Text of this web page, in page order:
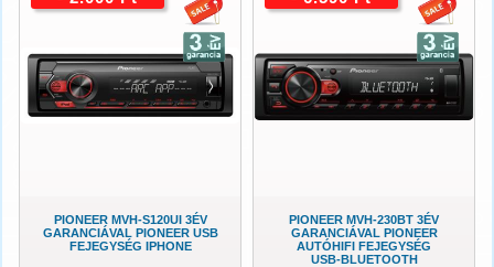
PIONEER MVH-S120UI 3ÉV
GARANCIÁVAL PIONEER USB
FEJEGYSÉG IPHONE
PIONEER MVH-230BT 3ÉV
GARANCIÁVAL PIONEER
AUTÓHIFI FEJEGYSÉG
USB-BLUETOOTH